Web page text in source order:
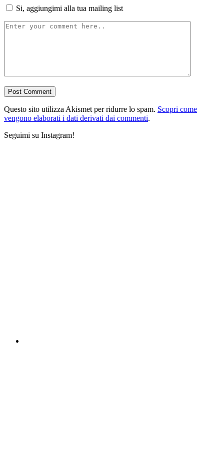
Si, aggiungimi alla tua mailing list
Questo sito utilizza Akismet per ridurre lo spam. Scopri come
vengono elaborati i dati derivati dai commenti.
Seguimi su Instagram!